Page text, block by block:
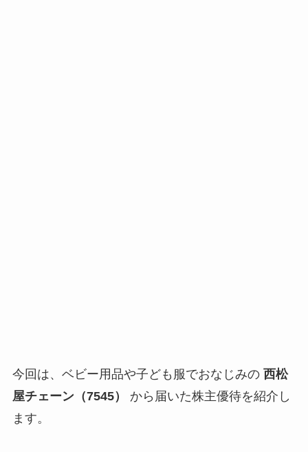
今回は、ベビー用品や子ども服でおなじみの 西松
屋チェーン（7545）
から届いた株主優待を紹介し
ます。